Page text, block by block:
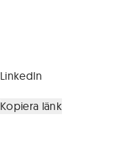
LinkedIn
Kopiera länk